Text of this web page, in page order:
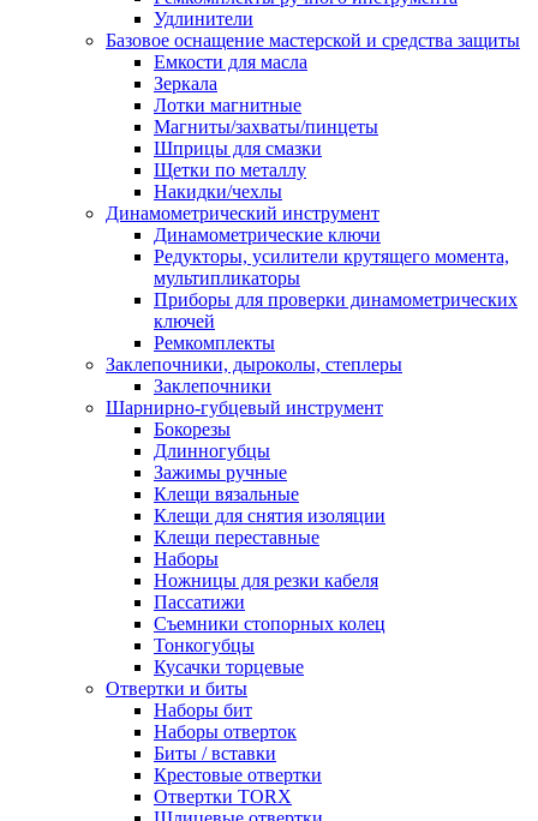
Удлинители
Базовое оснащение мастерской и средства защиты
Емкости для масла
Зеркала
Лотки магнитные
Магниты/захваты/пинцеты
Шприцы для смазки
Щетки по металлу
Накидки/чехлы
Динамометрический инструмент
Динамометрические ключи
Редукторы, усилители крутящего момента,
мультипликаторы
Приборы для проверки динамометрических
ключей
Ремкомплекты
Заклепочники, дыроколы, степлеры
Заклепочники
Шарнирно-губцевый инструмент
Бокорезы
Длинногубцы
Зажимы ручные
Клещи вязальные
Клещи для снятия изоляции
Клещи переставные
Наборы
Ножницы для резки кабеля
Пассатижи
Съемники стопорных колец
Тонкогубцы
Кусачки торцевые
Отвертки и биты
Наборы бит
Наборы отверток
Биты / вставки
Крестовые отвертки
Отвертки TORX